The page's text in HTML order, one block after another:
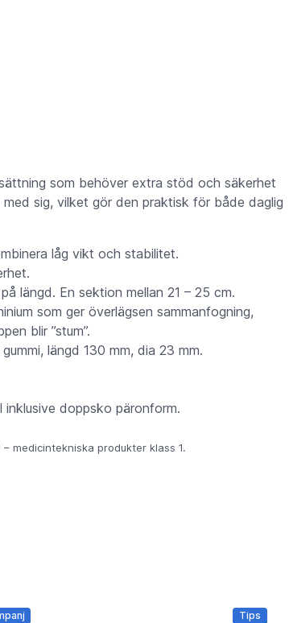
som behöver extra stöd och säkerhet
sig, vilket gör den praktisk för både daglig
låg vikt och stabilitet.
längd. En sektion mellan 21 – 25 cm.
som ger överlägsen sammanfogning,
blir ”stum”.
längd 130 mm, dia 23 mm.
inklusive doppsko päronform.
medicintekniska produkter klass 1.
Tips